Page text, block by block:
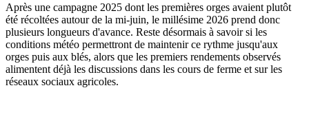
Après une campagne 2025 dont les premières orges avaient plutôt
été récoltées autour de la mi-juin, le millésime 2026 prend donc
plusieurs longueurs d'avance. Reste désormais à savoir si les
conditions météo permettront de maintenir ce rythme jusqu'aux
orges puis aux blés, alors que les premiers rendements observés
alimentent déjà les discussions dans les cours de ferme et sur les
réseaux sociaux agricoles.